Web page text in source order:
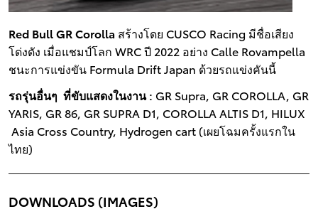
Red Bull GR Corolla สร้างโดย CUSCO Racing มีชื่อเสียง
โด่งดัง เมื่อแชมป์โลก WRC ปี 2022 อย่าง Calle Rovampella
ชนะการแข่งขัน Formula Drift Japan ด้วยรถแข่งคันนี้
รถรุ่นอื่นๆ ที่ขับแสดงในงาน : GR Supra, GR COROLLA, GR
YARIS, GR 86, GR SUPRA D1, COROLLA ALTIS D1, HILUX
Asia Cross Country, Hydrogen cart (เผยโฉมครั้งแรกใน
ไทย)
DOWNLOADS (IMAGES)